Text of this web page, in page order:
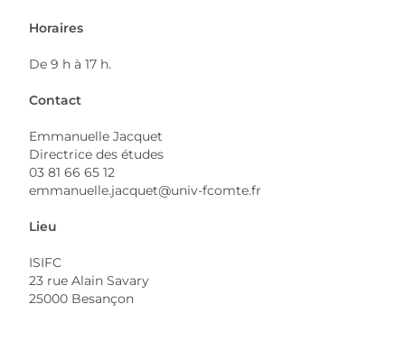
Horaires
De 9 h à 17 h.
Contact
Emmanuelle Jacquet
Directrice des études
03 81 66 65 12
emmanuelle.jacquet@univ-fcomte.fr
Lieu
ISIFC
23 rue Alain Savary
25000 Besançon